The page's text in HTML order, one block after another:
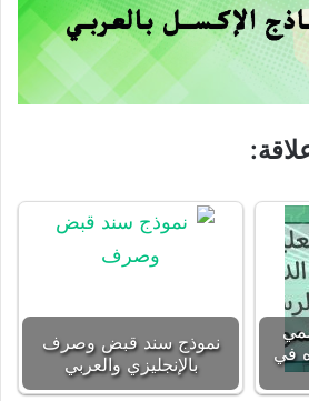
في
نموذج سند قبض وصرف
بالإنجليزي والعربي